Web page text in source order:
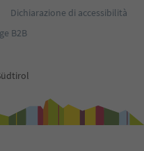
Dichiarazione di accessibilità
B2B